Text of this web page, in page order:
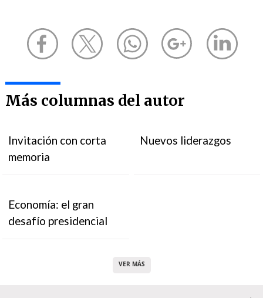
Más columnas del autor
Invitación con corta
memoria
Nuevos liderazgos
Economía: el gran
desafío presidencial
VER MÁS